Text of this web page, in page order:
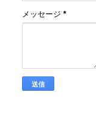
メッセージ *